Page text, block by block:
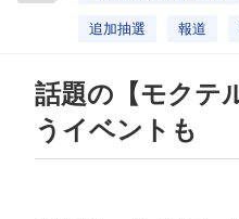
追加抽選 報道
話題の【モクテ
うイベントも